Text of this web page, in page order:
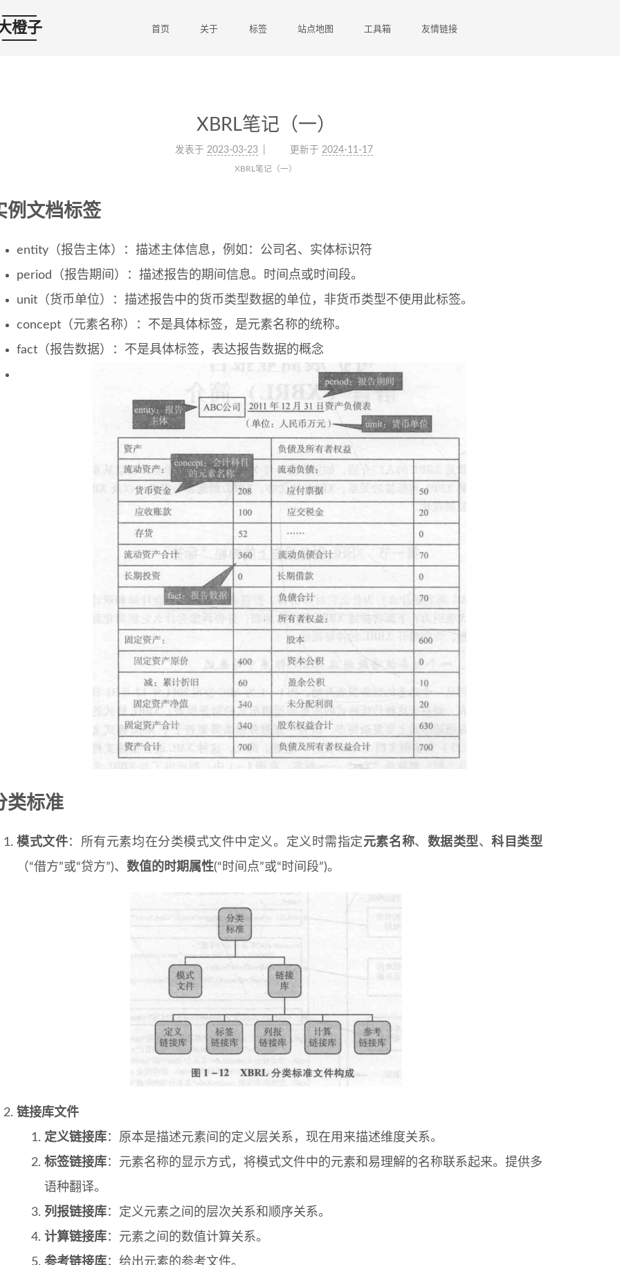
橙子 首页 关于 标签 站点地图 工具箱 友情链接
XBRL笔记（一）
发表于 2023-03-23 更新于 2024-11-17
XBRL笔记（一）
例文档标签
entity（报告主体）：描述主体信息，例如：公司名、实体标识符
period（报告期间）：描述报告的期间信息。时间点或时间段。
unit（货币单位）：描述报告中的货币类型数据的单位，非货币类型不使用此标签。
concept（元素名称）：不是具体标签，是元素名称的统称。
fact（报告数据）：不是具体标签，表达报告数据的概念
类标准
模式文件：所有元素均在分类模式文件中定义。定义时需指定元素名称、 数据类型、科目类型
（“借方”或“贷方”)、 数值的时期属性(“时间点”或“时间段”)。
链接库文件
定义链接库：原本是描述元素间的定义层关系，现在用来描述维度关系。
标签链接库：元素名称的显示方式，将模式文件中的元素和易理解的名称联系起来。提供多
语种翻译。
列报链接库：定义元素之间的层次关系和顺序关系。
计算链接库：元素之间的数值计算关系。
参考链接库：给出元素的参考文件。